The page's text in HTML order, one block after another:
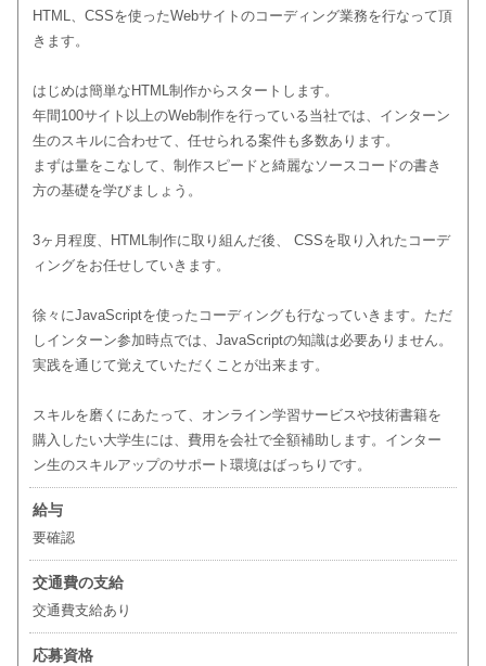
HTML、CSSを使ったWebサイトのコーディング業務を行なって頂
きます。
はじめは簡単なHTML制作からスタートします。
年間100サイト以上のWeb制作を行っている当社では、インターン
生のスキルに合わせて、任せられる案件も多数あります。
まずは量をこなして、制作スピードと綺麗なソースコードの書き
方の基礎を学びましょう。
3ヶ月程度、HTML制作に取り組んだ後、 CSSを取り入れたコーデ
ィングをお任せしていきます。
徐々にJavaScriptを使ったコーディングも行なっていきます。ただ
しインターン参加時点では、JavaScriptの知識は必要ありません。
実践を通じて覚えていただくことが出来ます。
スキルを磨くにあたって、オンライン学習サービスや技術書籍を
購入したい大学生には、費用を会社で全額補助します。インター
ン生のスキルアップのサポート環境はばっちりです。
給与
要確認
交通費の支給
交通費支給あり
応募資格